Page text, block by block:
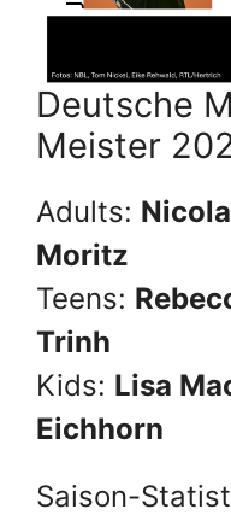
Deutsche
Meister
Adults:
Moritz
Teens:
Trinh
Kids: Lisa
Eichhorn
Saison-